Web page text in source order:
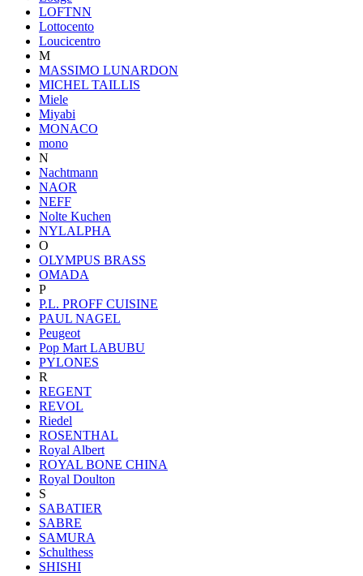
LOFTNN
Lottocento
Loucicentro
M
MASSIMO LUNARDON
MICHEL TAILLIS
Miele
Miyabi
MONACO
mono
N
Nachtmann
NAOR
NEFF
Nolte Kuchen
NYLALPHA
O
OLYMPUS BRASS
OMADA
P
P.L. PROFF CUISINE
PAUL NAGEL
Peugeot
Pop Mart LABUBU
PYLONES
R
REGENT
REVOL
Riedel
ROSENTHAL
Royal Albert
ROYAL BONE CHINA
Royal Doulton
S
SABATIER
SABRE
SAMURA
Schulthess
SHISHI